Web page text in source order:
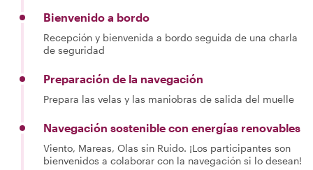
Recepción y bienvenida a bordo seguida de una charla
Viento, Mareas, Olas sin Ruido. ¡Los participantes son